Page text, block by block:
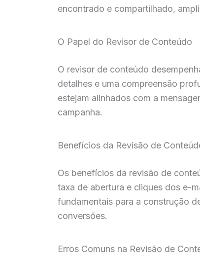
encontrado e compartilhado,
O Papel do Revisor de Conteúdo
O revisor de conteúdo
detalhes e uma compreensão
estejam alinhados com a
campanha.
Benefícios da Revisão de
Os benefícios da revisão de
taxa de abertura e cliques dos e-
fundamentais para a construção
conversões.
Erros Comuns na Revisão de